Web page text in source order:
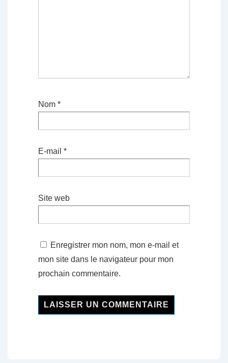
Nom *
E-mail *
Site web
Enregistrer mon nom, mon e-mail et
mon site dans le navigateur pour mon
prochain commentaire.